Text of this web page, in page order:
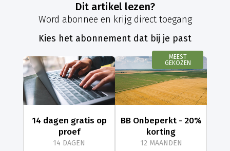
Dit artikel lezen?
Word abonnee en krijg direct toegang
Kies het abonnement dat bij je past
14 dagen gratis op
proef
14 DAGEN
MEEST
GEKOZEN
BB Onbeperkt - 20%
korting
12 MAANDEN